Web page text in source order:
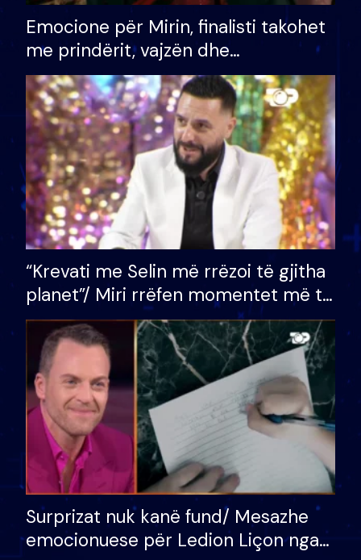
Emocione për Mirin, finalisti takohet
me prindërit, vajzën dhe
bashkëshorten: S’kemi ndonjë letër
divorci apo jo?
“Krevati me Selin më rrëzoi të gjitha
planet”/ Miri rrëfen momentet më të
bukura në shtëpinë e BB VIP: Do më
mungojë zilja e mëngjesit kur…
Surprizat nuk kanë fund/ Mesazhe
emocionuese për Ledion Liçon nga